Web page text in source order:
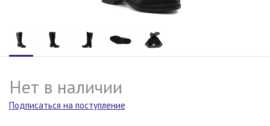
Нет в наличии
Подписаться на поступление